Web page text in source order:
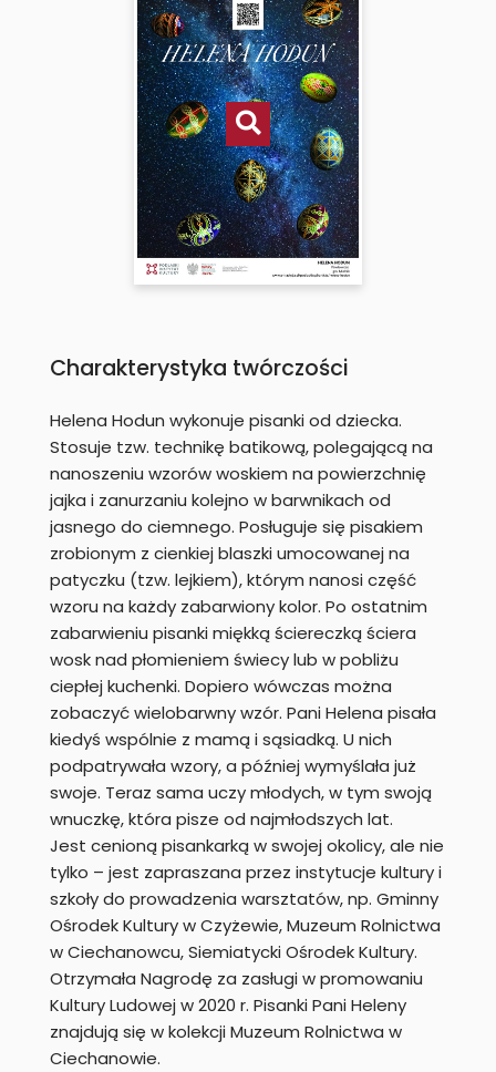
Charakterystyka twórczości
Helena Hodun wykonuje pisanki od dziecka.
Stosuje tzw. technikę batikową, polegającą na
nanoszeniu wzorów woskiem na powierzchnię
jajka i zanurzaniu kolejno w barwnikach od
jasnego do ciemnego. Posługuje się pisakiem
zrobionym z cienkiej blaszki umocowanej na
patyczku (tzw. lejkiem), którym nanosi część
wzoru na każdy zabarwiony kolor. Po ostatnim
zabarwieniu pisanki miękką ściereczką ściera
wosk nad płomieniem świecy lub w pobliżu
ciepłej kuchenki. Dopiero wówczas można
zobaczyć wielobarwny wzór. Pani Helena pisała
kiedyś wspólnie z mamą i sąsiadką. U nich
podpatrywała wzory, a później wymyślała już
swoje. Teraz sama uczy młodych, w tym swoją
wnuczkę, która pisze od najmłodszych lat.
Jest cenioną pisankarką w swojej okolicy, ale nie
tylko – jest zapraszana przez instytucje kultury i
szkoły do prowadzenia warsztatów, np. Gminny
Ośrodek Kultury w Czyżewie, Muzeum Rolnictwa
w Ciechanowcu, Siemiatycki Ośrodek Kultury.
Otrzymała Nagrodę za zasługi w promowaniu
Kultury Ludowej w 2020 r. Pisanki Pani Heleny
znajdują się w kolekcji Muzeum Rolnictwa w
Ciechanowie.